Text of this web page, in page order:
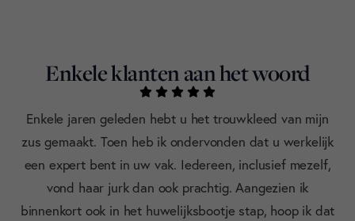
Enkele klanten aan het woord
Enkele jaren geleden hebt u het trouwkleed van mijn
zus gemaakt. Toen heb ik ondervonden dat u werkelijk
een expert bent in uw vak. Iedereen, inclusief mezelf,
vond haar jurk dan ook prachtig. Aangezien ik
binnenkort ook in het huwelijksbootje stap, hoop ik dat